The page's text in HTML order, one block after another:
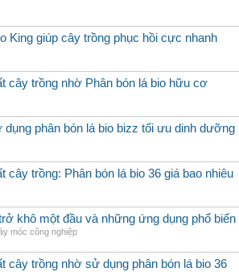
King giúp cây trồng phục hồi cực nhanh
cây trồng nhờ Phân bón lá bio hữu cơ
dụng phân bón lá bio bizz tối ưu dinh dưỡng
cây trồng: Phân bón lá bio 36 giá bao nhiêu
khô một đầu và những ứng dụng phổ
móc công nghiệp
cây trồng nhờ sử dụng phân bón lá bio 36